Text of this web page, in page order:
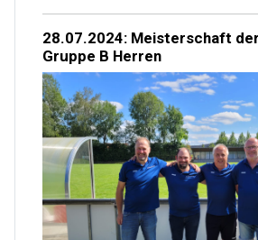
28.07.2024: Meisterschaft
Gruppe B Herren